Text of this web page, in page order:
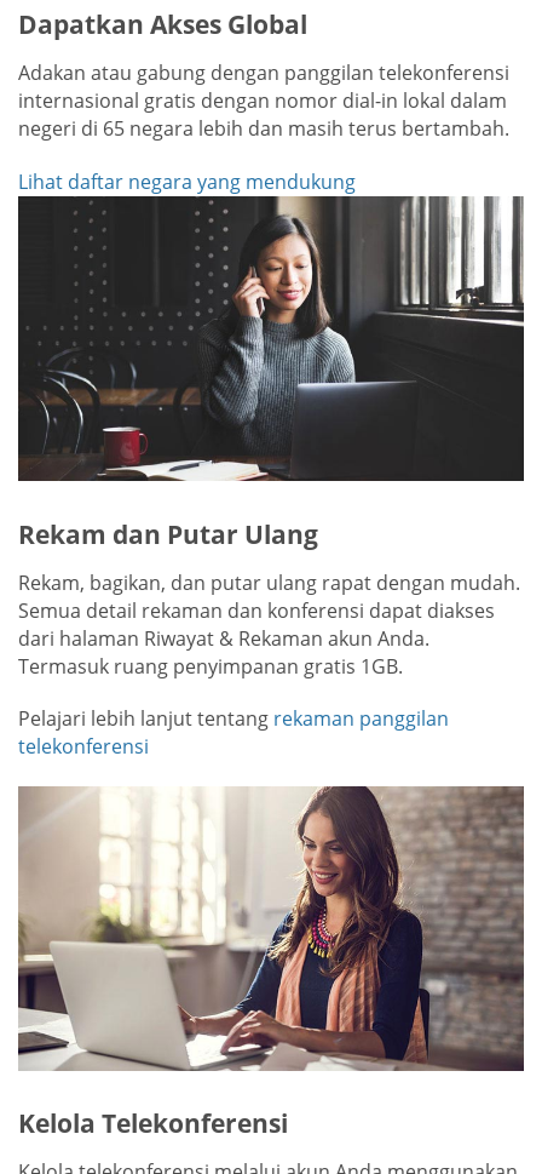
Dapatkan Akses Global
Adakan atau gabung dengan panggilan telekonferensi
internasional gratis dengan nomor dial-in lokal dalam
negeri di 65 negara lebih dan masih terus bertambah.
Lihat daftar negara yang mendukung
Rekam dan Putar Ulang
Rekam, bagikan, dan putar ulang rapat dengan mudah.
Semua detail rekaman dan konferensi dapat diakses
dari halaman Riwayat & Rekaman akun Anda.
Termasuk ruang penyimpanan gratis 1GB.
Pelajari lebih lanjut tentang rekaman panggilan
telekonferensi
Kelola Telekonferensi